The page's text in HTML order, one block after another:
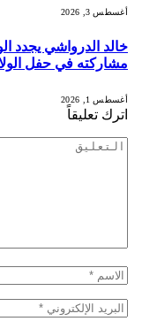
أغسطس 3, 2026
خالد الدرواشي يجدد
مشاركته في حفل
أغسطس 1, 2026
اترك تعليقاً